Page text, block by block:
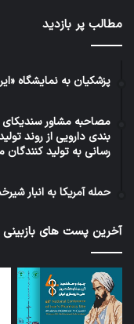
مطالب پر بازدید
پزشکیان به نمایشگاه
مصاحبه مشاور سندیکای
بندی دارویی از روند
رسانی به تولید
حمله آمریکا به انبار
آخرین پست های